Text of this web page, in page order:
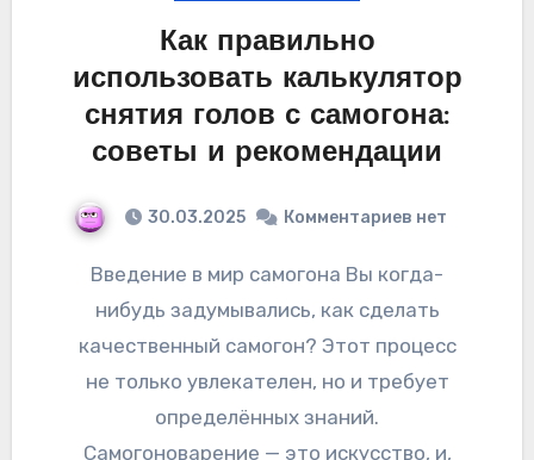
Как правильно
использовать калькулятор
снятия голов с самогона:
советы и рекомендации
30.03.2025 Комментариев нет
Введение в мир самогона Вы когда-
нибудь задумывались, как сделать
качественный самогон? Этот процесс
не только увлекателен, но и требует
определённых знаний.
Самогоноварение — это искусство, и,